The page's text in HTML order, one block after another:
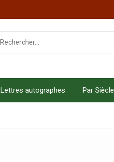
Lettres autographes Par Siècle